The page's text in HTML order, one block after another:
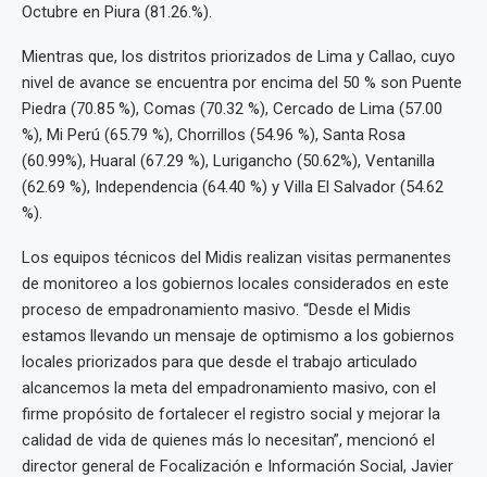
Octubre en Piura (81.26.%).
Mientras que, los distritos priorizados de Lima y Callao, cuyo
nivel de avance se encuentra por encima del 50 % son Puente
Piedra (70.85 %), Comas (70.32 %), Cercado de Lima (57.00
%), Mi Perú (65.79 %), Chorrillos (54.96 %), Santa Rosa
(60.99%), Huaral (67.29 %), Lurigancho (50.62%), Ventanilla
(62.69 %), Independencia (64.40 %) y Villa El Salvador (54.62
%).
Los equipos técnicos del Midis realizan visitas permanentes
de monitoreo a los gobiernos locales considerados en este
proceso de empadronamiento masivo. “Desde el Midis
estamos llevando un mensaje de optimismo a los gobiernos
locales priorizados para que desde el trabajo articulado
alcancemos la meta del empadronamiento masivo, con el
firme propósito de fortalecer el registro social y mejorar la
calidad de vida de quienes más lo necesitan”, mencionó el
director general de Focalización e Información Social, Javier